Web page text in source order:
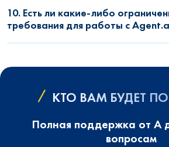
10. Есть ли какие-либо
требования для работы с
КТО ВАМ БУДЕТ
Полная поддержка от А
вопросам